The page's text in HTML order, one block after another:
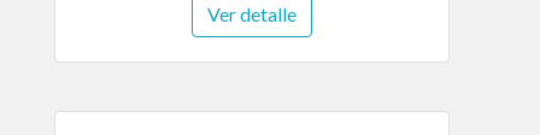
Ver detalle